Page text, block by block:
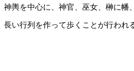
神輿を中心に、神官、巫女、榊に幡
長い行列を作って歩くことが行われ